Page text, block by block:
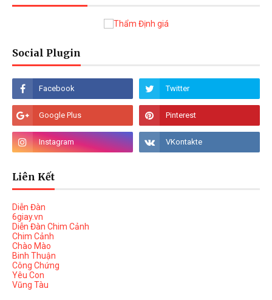
Social Plugin
Liên Kết
Diễn Đàn
6giay.vn
Diễn Đàn Chim Cảnh
Chim Cảnh
Chào Mào
Binh Thuận
Công Chứng
Yêu Con
Vũng Tàu